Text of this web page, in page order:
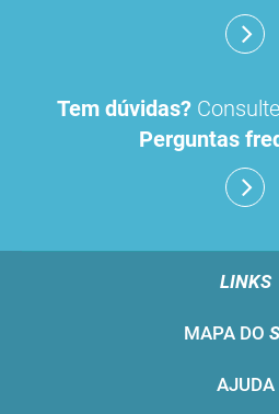
Tem dúvidas?
Perguntas
LINKS
MAPA DO
AJUDA